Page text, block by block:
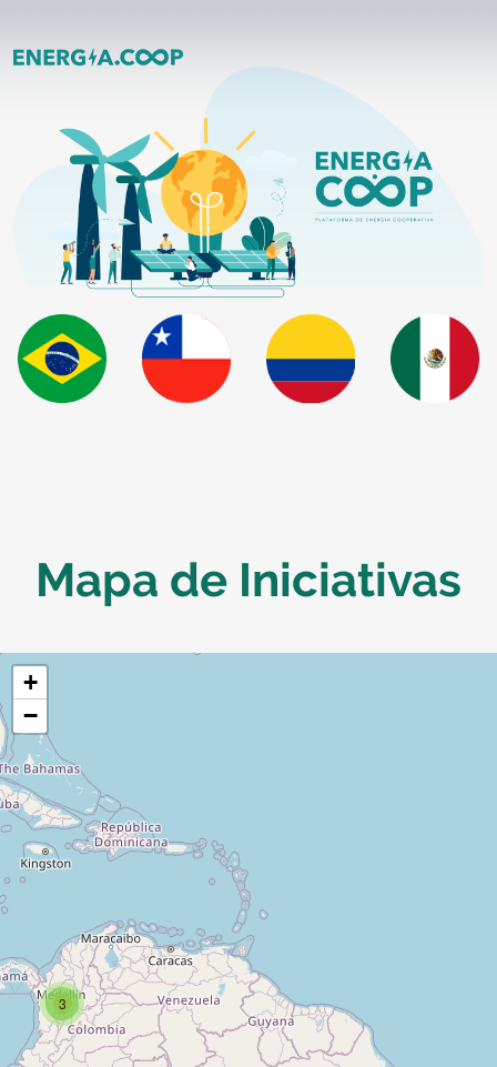
Mapa de Iniciativas